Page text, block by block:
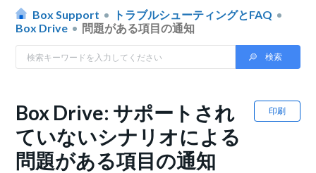
Box Support
トラブルシューティングとFAQ
Box Drive
問題がある項目の通知
印刷
Box Drive: サポートされ
ていないシナリオによる
問題がある項目の通知